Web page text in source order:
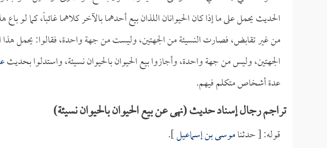
الحديث يحمل على ما إذا كان الحيوانان اللذان بيع أحدهما بالآخر كلاهما غائباً، كما لو باع
من غير تقابض، فصارت النسيئة من الجهتين، وليست من جهة واحدة، فقالوا: يحمل هذا
الجهتين، وليس من جهة واحدة، وأجازوا بيع الحيوان بالحيوان نسيئة، واستدلوا بحديث
عدة أشخاص متكلم فيهم.
تراجم رجال إسناد حديث (نهى عن بيع الحيوان بالحيوان نسيئة)
قوله: [ حدثناموسى بن إسماعيل].